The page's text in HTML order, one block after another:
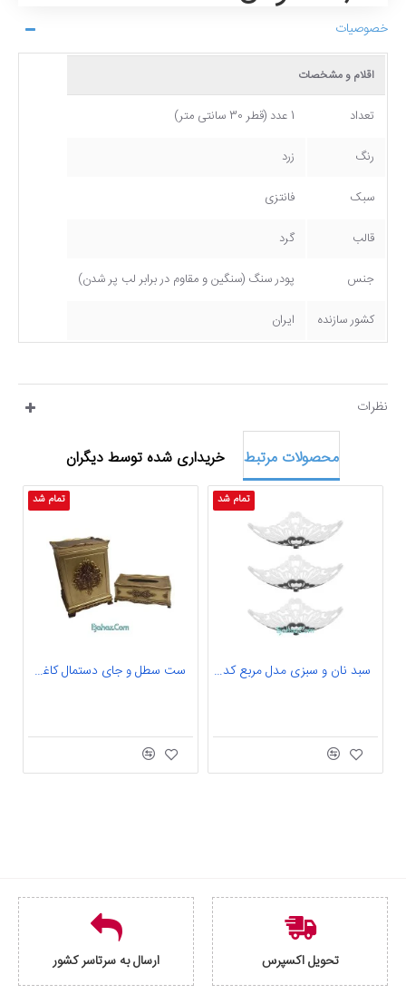
خصوصیات
اقلام و مشخصات
تعداد 1 عدد (قطر 30 سانتی متر)
رنگ زرد
سبک فانتزی
قالب گرد
جنس پودر سنگ (سنگین و مقاوم در برابر لب پر شدن)
کشور سازنده ایران
نظرات
محصولات مرتبط خریداری شده توسط دیگران
تمام شد
سبد نان و سبزی مدل مربع کد 0045 بسته ۳ عددی
تمام شد
ست سطل و جای دستمال کاغذی طرح ANT02
تحویل اکسپرس ارسال به سرتاسر کشور